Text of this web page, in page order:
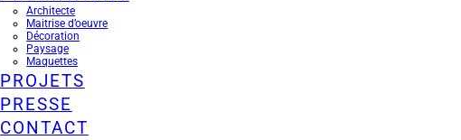
Architecte
Maitrise d’oeuvre
Décoration
Paysage
Maquettes
PROJETS
PRESSE
CONTACT